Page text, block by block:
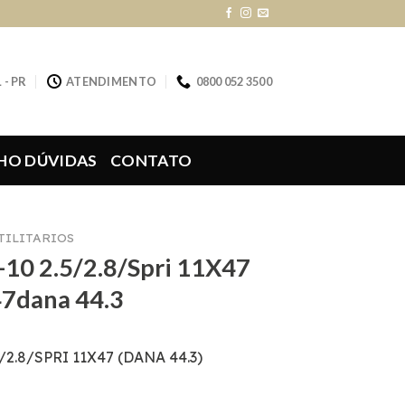
- PR ATENDIMENTO 0800 052 3500
DÚVIDAS CONTATO
10 2.5/2.8/Spri 11X47
44.3
SPRI 11X47 (DANA 44.3)